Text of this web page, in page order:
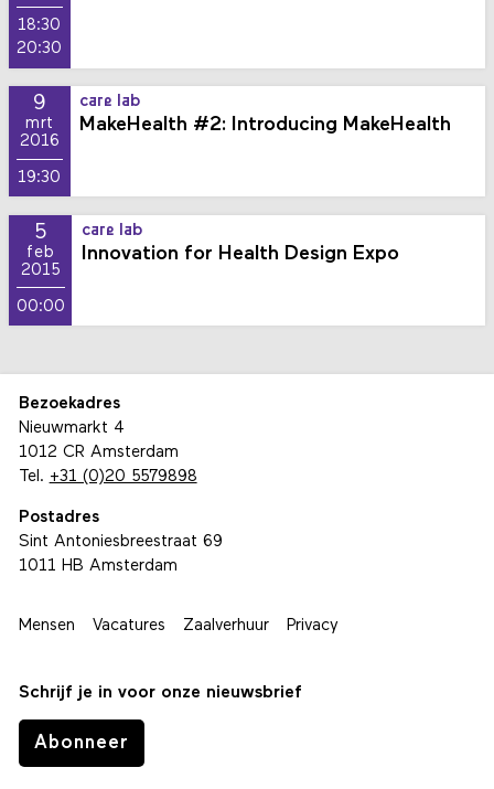
18:30
20:30
9
mrt
2016
19:30
care lab
MakeHealth #2: Introducing MakeHealth
5
feb
2015
00:00
care lab
Innovation for Health Design Expo
Bezoekadres
Nieuwmarkt 4
1012 CR Amsterdam
Tel. +31 (0)20 5579898
Postadres
Sint Antoniesbreestraat 69
1011 HB Amsterdam
Mensen Vacatures Zaalverhuur Privacy
Schrijf je in voor onze nieuwsbrief
Abonneer